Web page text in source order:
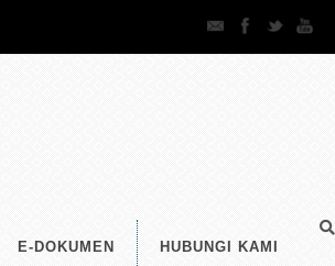
E-DOKUMEN HUBUNGI KAMI